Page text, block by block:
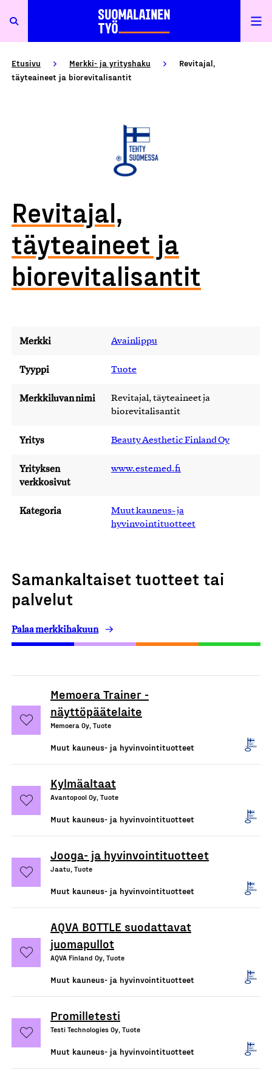
Etusivu Merkki- ja yrityshaku
Revitajal,
täyteaineet ja biorevitalisantit
Revitajal,
täyteaineet ja
biorevitalisantit
Merkki Avainlippu
Tyyppi Tuote
Merkkiluvan nimi
Revitajal, täyteaineet ja
biorevitalisantit
Yritys Beauty Aesthetic Finland Oy
Yrityksen
verkkosivut
www.estemed.fi
Kategoria
Muut kauneus- ja
hyvinvointituotteet
Samankaltaiset tuotteet tai
palvelut
Palaa merkkihakuun
Memoera Trainer -
näyttöpäätelaite
Memoera Oy, Tuote
Muut kauneus- ja hyvinvointituotteet
Kylmäaltaat
Avantopool Oy, Tuote
Muut kauneus- ja hyvinvointituotteet
Jooga- ja hyvinvointituotteet
Jaatu, Tuote
Muut kauneus- ja hyvinvointituotteet
AQVA BOTTLE suodattavat
juomapullot
AQVA Finland Oy, Tuote
Muut kauneus- ja hyvinvointituotteet
Promilletesti
Testi Technologies Oy, Tuote
Muut kauneus- ja hyvinvointituotteet